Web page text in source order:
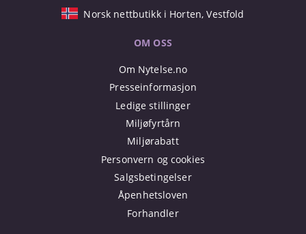
Norsk nettbutikk i Horten, Vestfold
OM OSS
Om Nytelse.no
Presseinformasjon
Ledige stillinger
Miljøfyrtårn
Miljørabatt
Personvern og cookies
Salgsbetingelser
Åpenhetsloven
Forhandler